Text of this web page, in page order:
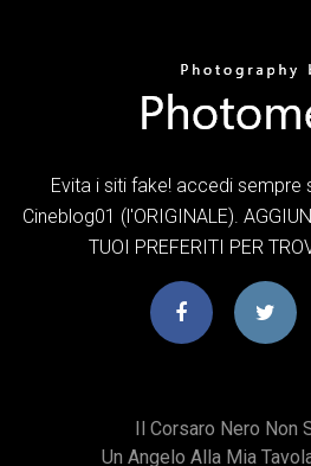
Evita i siti fake! accedi sempre
Cineblog01 (l'ORIGINALE).
TUOI PREFERITI PER
Il Corsaro Nero Non
Un Angelo Alla Mia